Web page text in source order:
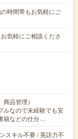
時間帯もお気軽にご
気軽にご相談くださ
品管理）
ルなので未経験でも安
籍などの仕分…
スキル不要 / 英語力不